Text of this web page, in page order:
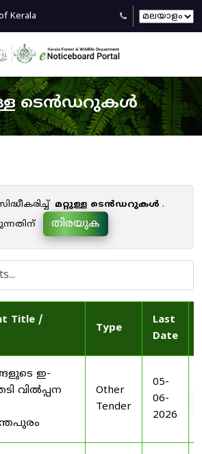
Kerala
ടെൻഡറുകൾ
മറ്റുള്ള ടെൻഡറുകൾ .
തിരയുക
Title /
Type
Last
Date
ഇ-
വിൽപ്പന
Other
Tender
05-
06-
2026